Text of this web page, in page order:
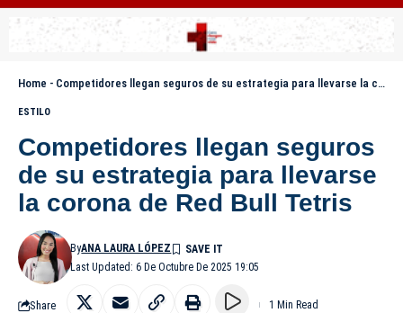
Home - Competidores llegan seguros de su estrategia para llevarse la corona de Red Bull Tetris
ESTILO
Competidores llegan seguros
de su estrategia para llevarse
la corona de Red Bull Tetris
Last Updated: 6 De Octubre De 2025 19:05
ByANA LAURA LÓPEZ
Share 1 Min Read